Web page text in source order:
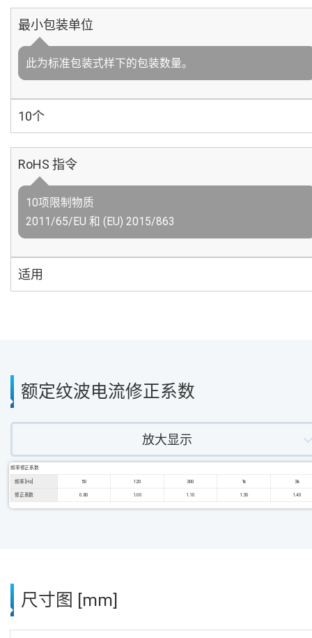
最小包装单位
此为标准包装式样下的包装数量。
10个
RoHS 指令
10项限制物质
2011/65/EU 和 (EU) 2015/863
适用
额定纹波电流修正系数
放大显示
频率修正系数
频率 [Hz] 50 120 300 1k 3k
修正系数 0.80 1.00 1.10 1.30 1.40
尺寸图 [mm]